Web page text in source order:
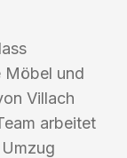
Möbel und
Villach
arbeitet